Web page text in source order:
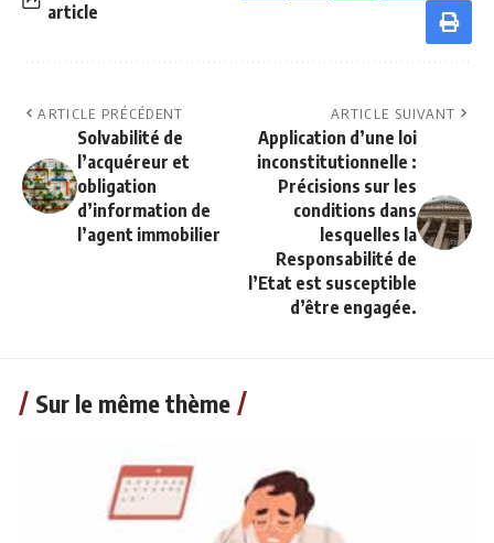
article
ARTICLE PRÉCÉDENT
Solvabilité de
l’acquéreur et
obligation
d’information de
l’agent immobilier
ARTICLE SUIVANT
Application d’une loi
inconstitutionnelle :
Précisions sur les
conditions dans
lesquelles la
Responsabilité de
l’Etat est susceptible
d’être engagée.
Sur le même thème